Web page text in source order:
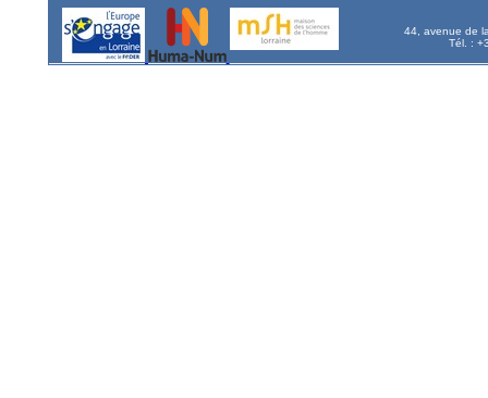
44, avenue de
Tél. :